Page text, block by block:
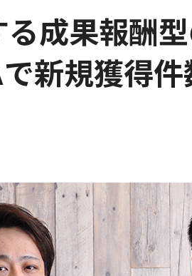
SERVICE
STRENGTH
NEWS
ALL
お知らせ
成果報酬
新規獲得